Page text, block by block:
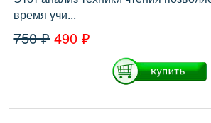
время учи...
750 ₽ 490 ₽